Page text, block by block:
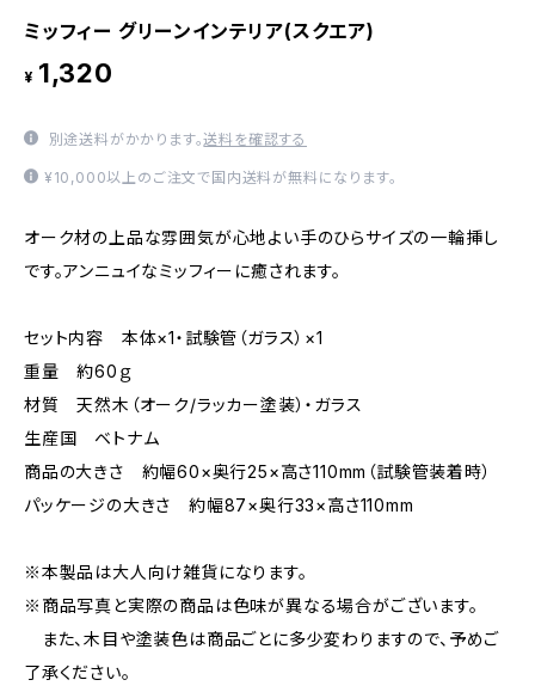
ミッフィー グリーンインテリア(スクエア)
¥ 1,320
別途送料がかかります。送料を確認する
¥10,000以上のご注文で国内送料が無料になります。
オーク材の上品な雰囲気が心地よい手のひらサイズの一輪挿し
です。アンニュイなミッフィーに癒されます。
セット内容 本体×1・試験管（ガラス）×1
重量 約60ｇ
材質 天然木（オーク/ラッカー塗装）・ガラス
生産国 ベトナム
商品の大きさ 約幅60×奥行25×高さ110mm（試験管装着時）
パッケージの大きさ 約幅87×奥行33×高さ110mm
※本製品は大人向け雑貨になります。
※商品写真と実際の商品は色味が異なる場合がございます。
また、木目や塗装色は商品ごとに多少変わりますので、予めご
了承ください。